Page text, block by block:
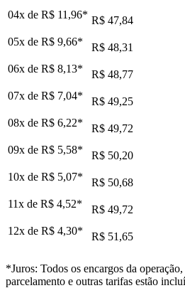
04x de R$ 11,96* R$ 47,84
05x de R$ 9,66*
R$ 48,31
06x de R$ 8,13*
R$ 48,77
07x de R$ 7,04*
R$ 49,25
08x de R$ 6,22*
R$ 49,72
09x de R$ 5,58*
R$ 50,20
10x de R$ 5,07*
R$ 50,68
11x de R$ 4,52*
R$ 49,72
12x de R$ 4,30* R$ 51,65
*Juros: Todos os encargos da
parcelamento e outras tarifas estão